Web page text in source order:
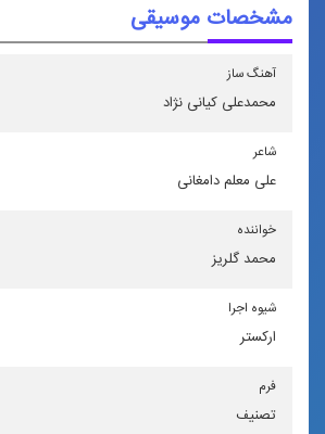
مشخصات موسیقی
آهنگ ساز
محمدعلی كیانی‌ نژاد
شاعر
علی معلم ‌دامغانی
خواننده
محمد گلریز
شیوه اجرا
اركستر
فرم
تصنیف